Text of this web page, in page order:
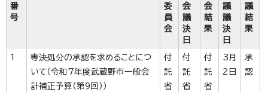
番
号
委
員
会
会
議
決
日
会
結
果
議
議
決
日
議
結
果
1
専決処分の承認を求めることにつ
いて（令和7年度武蔵野市一般会
計補正予算（第9回））
付
託
省
付
託
省
付
託
省
3月
2日
承
認